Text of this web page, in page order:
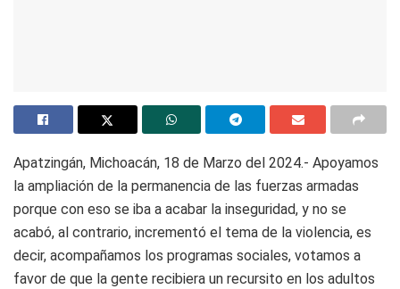
Apatzingán, Michoacán, 18 de Marzo del 2024.- Apoyamos
la ampliación de la permanencia de las fuerzas armadas
porque con eso se iba a acabar la inseguridad, y no se
acabó, al contrario, incrementó el tema de la violencia, es
decir, acompañamos los programas sociales, votamos a
favor de que la gente recibiera un recursito en los adultos